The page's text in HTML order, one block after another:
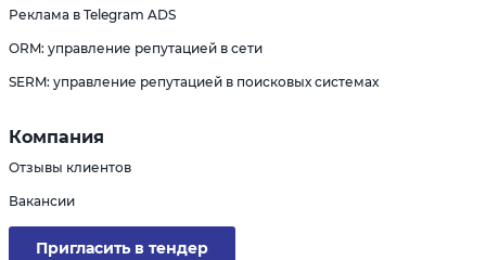
Реклама в Telegram ADS
ORM: управление репутацией в сети
SERM: управление репутацией в поисковых системах
Компания
Отзывы клиентов
Вакансии
Пригласить в тендер